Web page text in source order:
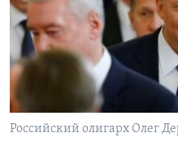
Learning English
СОЦИАЛЬНЫЕ СЕТИ
Российский олигарх Олег